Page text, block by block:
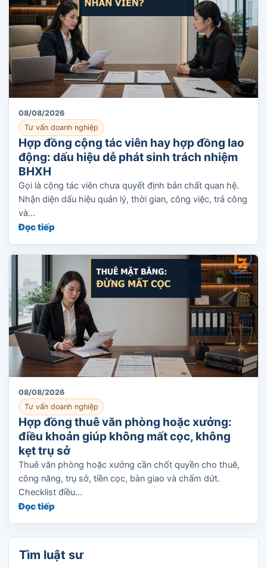
08/08/2026
Tư vấn doanh nghiệp
Hợp đồng cộng tác viên hay hợp đồng lao
động: dấu hiệu dễ phát sinh trách nhiệm
BHXH
Gọi là cộng tác viên chưa quyết định bản chất quan hệ.
Nhận diện dấu hiệu quản lý, thời gian, công việc, trả công
và...
Đọc tiếp
08/08/2026
Tư vấn doanh nghiệp
Hợp đồng thuê văn phòng hoặc xưởng:
điều khoản giúp không mất cọc, không
kẹt trụ sở
Thuê văn phòng hoặc xưởng cần chốt quyền cho thuê,
công năng, trụ sở, tiền cọc, bàn giao và chấm dứt.
Checklist điều...
Đọc tiếp
Tìm luật sư